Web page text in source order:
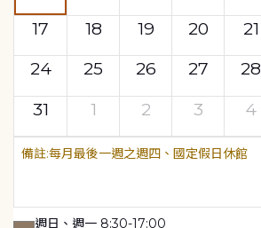
17
18 19 20 21
24
25 26 27 28
31
1 2 3 4
每月最後一週之週四、國定假日休館
週日、週一 8:30-17:00